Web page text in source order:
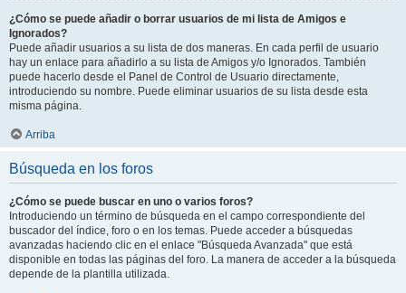
¿Cómo se puede añadir o borrar usuarios de mi lista de Amigos e
Ignorados?
Puede añadir usuarios a su lista de dos maneras. En cada perfil de usuario
hay un enlace para añadirlo a su lista de Amigos y/o Ignorados. También
puede hacerlo desde el Panel de Control de Usuario directamente,
introduciendo su nombre. Puede eliminar usuarios de su lista desde esta
misma página.
Arriba
Búsqueda en los foros
¿Cómo se puede buscar en uno o varios foros?
Introduciendo un término de búsqueda en el campo correspondiente del
buscador del índice, foro o en los temas. Puede acceder a búsquedas
avanzadas haciendo clic en el enlace "Búsqueda Avanzada" que está
disponible en todas las páginas del foro. La manera de acceder a la búsqueda
depende de la plantilla utilizada.